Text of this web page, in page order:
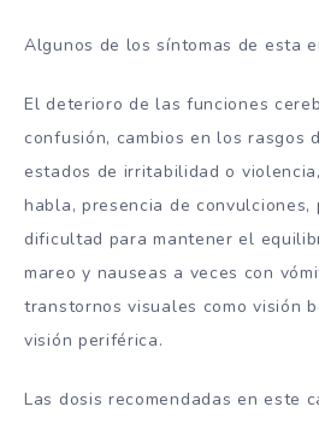
Algunos de los síntomas de esta
El deterioro de las funciones
confusión, cambios en los rasgos
estados de irritabilidad o
habla, presencia de convulciones,
dificultad para mantener el
mareo y nauseas a veces con
transtornos visuales como visión
visión periférica.
Las dosis recomendadas en este